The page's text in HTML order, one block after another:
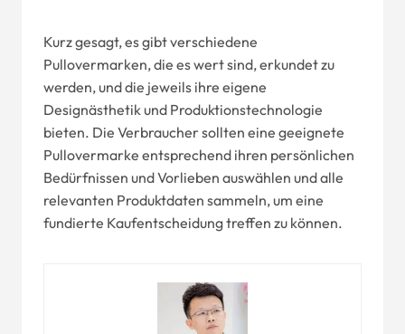
Kurz gesagt, es gibt verschiedene
Pullovermarken, die es wert sind, erkundet zu
werden, und die jeweils ihre eigene
Designästhetik und Produktionstechnologie
bieten. Die Verbraucher sollten eine geeignete
Pullovermarke entsprechend ihren persönlichen
Bedürfnissen und Vorlieben auswählen und alle
relevanten Produktdaten sammeln, um eine
fundierte Kaufentscheidung treffen zu können.